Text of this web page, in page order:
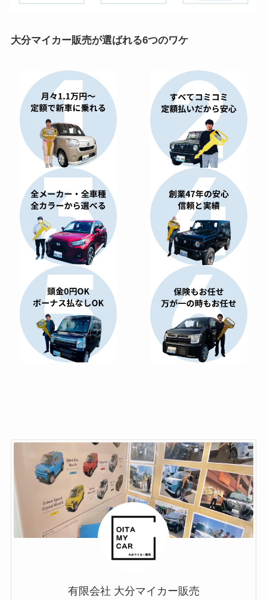
大分マイカー販売が選ばれる6つのワケ
有限会社 大分マイカー販売